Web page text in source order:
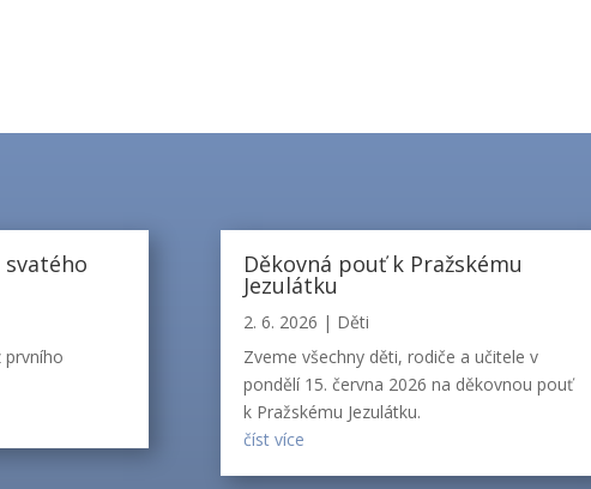
Děkovná pouť k Pražskému
Jezulátku
2. 6. 2026 | Děti
Zveme všechny děti, rodiče a učitele v
pondělí 15. června 2026 na děkovnou pouť
k Pražskému Jezulátku.
číst více